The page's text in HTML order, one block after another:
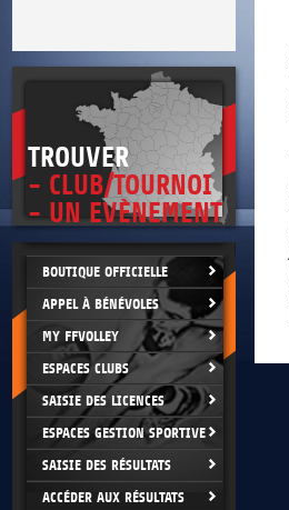
TROUVER
- CLUB/TOURNOI
- UN EVÈNEMENT
BOUTIQUE OFFICIELLE
APPEL À BÉNÉVOLES
MY FFVOLLEY
ESPACES CLUBS
SAISIE DES LICENCES
ESPACES GESTION SPORTIVE
SAISIE DES RÉSULTATS
ACCÉDER AUX RÉSULTATS